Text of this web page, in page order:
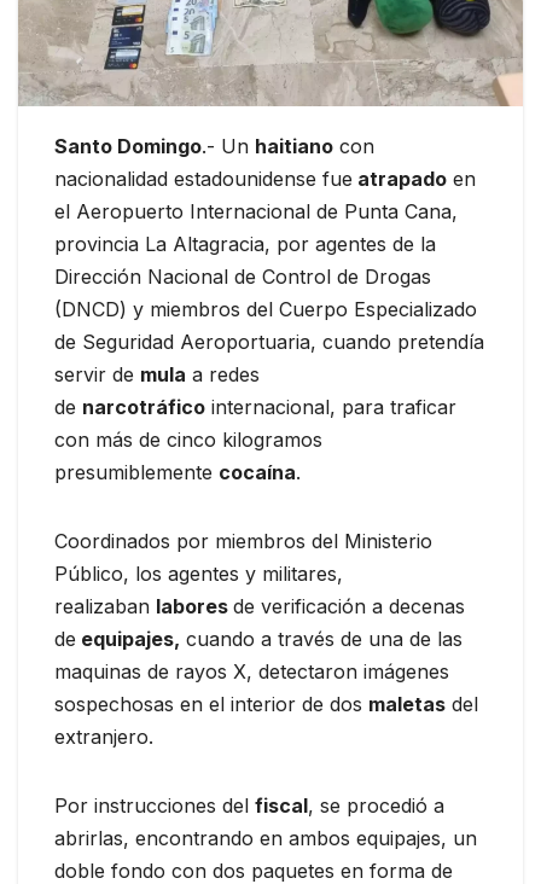
Santo Domingo.- Un haitiano con
nacionalidad estadounidense fue atrapado en
el Aeropuerto Internacional de Punta Cana,
provincia La Altagracia, por agentes de la
Dirección Nacional de Control de Drogas
(DNCD) y miembros del Cuerpo Especializado
de Seguridad Aeroportuaria, cuando pretendía
servir de mula a redes
de narcotráfico internacional, para traficar
con más de cinco kilogramos
presumiblemente cocaína.
Coordinados por miembros del Ministerio
Público, los agentes y militares,
realizaban labores de verificación a decenas
de equipajes, cuando a través de una de las
maquinas de rayos X, detectaron imágenes
sospechosas en el interior de dos maletas del
extranjero.
Por instrucciones del fiscal, se procedió a
abrirlas, encontrando en ambos equipajes, un
doble fondo con dos paquetes en forma de